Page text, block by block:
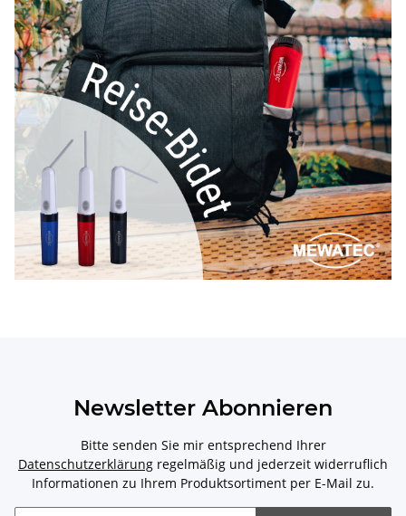
Newsletter Abonnieren
Bitte senden Sie mir entsprechend Ihrer
Datenschutzerklärung regelmäßig und jederzeit widerruflich
Informationen zu Ihrem Produktsortiment per E-Mail zu.